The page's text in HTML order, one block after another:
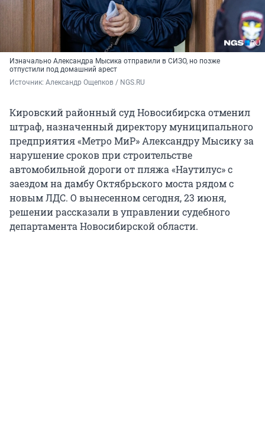
Изначально Александра Мысика отправили в СИЗО, но позже
отпустили под домашний арест
Источник: Александр Ощепков / NGS.RU
Кировский районный суд Новосибирска отменил
штраф, назначенный директору муниципального
предприятия «Метро МиР» Александру Мысику за
нарушение сроков при строительстве
автомобильной дороги от пляжа «Наутилус» с
заездом на дамбу Октябрьского моста рядом с
новым ЛДС. О вынесенном сегодня, 23 июня,
решении рассказали в управлении судебного
департамента Новосибирской области.